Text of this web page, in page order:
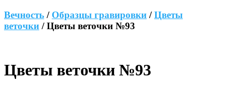
Вечность / Образцы гравировки /Цветы
веточки / Цветы веточки №93
Цветы веточки №93